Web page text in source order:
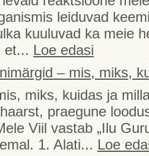
leiduvad
kuuluvad ka meie
et... Loe edasi
– mis, miks,
miks, kuidas ja
praegune
Viil vastab „Ilu
1. Alati... Loe